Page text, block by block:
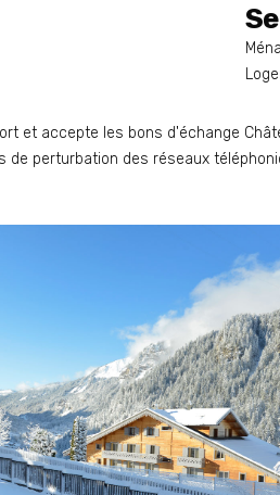
et accepte les bons d'échange
de perturbation des réseaux